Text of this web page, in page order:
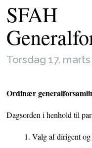
SFAH
Torsdag 17.
Ordinær
Dagsorden i henhold til
Valg af dirigent og